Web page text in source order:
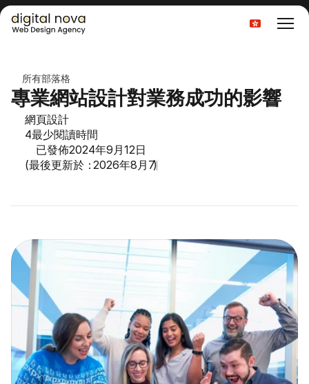
所有部落格
專業網站設計對業務成功的影響
網頁設計
4最少閱讀時間
已發佈2024年9月12日
(最後更新於：2026年8月7日
)
Select Language